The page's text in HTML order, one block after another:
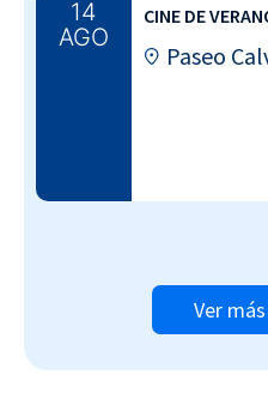
14
AGO
CINE DE
Paseo
Ver